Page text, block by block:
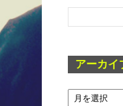
アーカイ
ア
ー